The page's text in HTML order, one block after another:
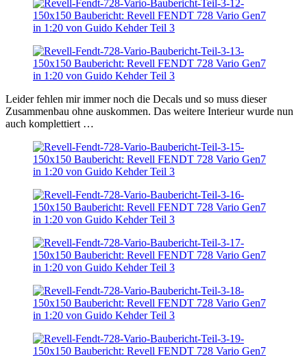
Leider fehlen mir immer noch die Decals und so muss dieser
Zusammenbau ohne auskommen. Das weitere Interieur wurde nun
auch komplettiert …